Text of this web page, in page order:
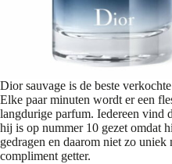
Dior sauvage is de beste
Elke paar minuten wordt er een
langdurige parfum. Iedereen vind
hij is op nummer 10 gezet omdat
gedragen en daarom niet zo
compliment getter.